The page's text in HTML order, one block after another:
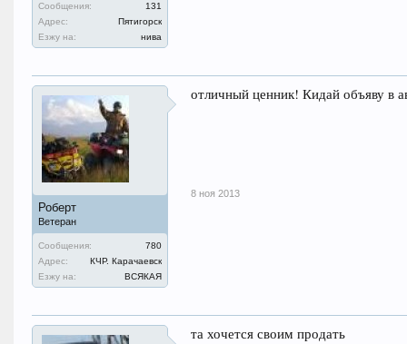
Сообщения:
131
Адрес:
Пятигорск
Езжу на:
нива
Роберт
Ветеран
Сообщения:
780
Адрес:
КЧР. Карачаевск
Езжу на:
ВСЯКАЯ
отличный ценник! Кидай объяву в
8 ноя 2013
та хочется своим продать